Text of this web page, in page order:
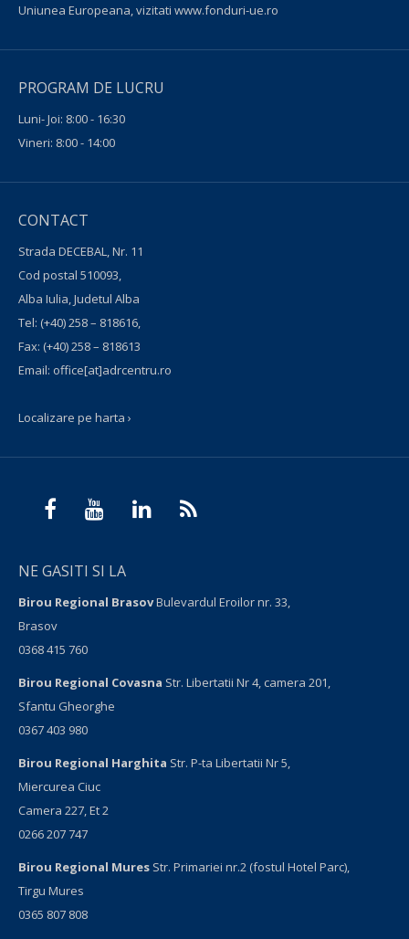
Uniunea Europeana, vizitati www.fonduri-ue.ro
PROGRAM DE LUCRU
Luni- Joi: 8:00 - 16:30
Vineri: 8:00 - 14:00
CONTACT
Strada DECEBAL, Nr. 11
Cod postal 510093,
Alba Iulia, Judetul Alba
Tel: (+40) 258 – 818616,
Fax: (+40) 258 – 818613
Email: office[at]adrcentru.ro
Localizare pe harta ›
NE GASITI SI LA
Birou Regional BrasovBulevardul Eroilor nr. 33,
Brasov
0368 415 760
Birou Regional Covasna Str. Libertatii Nr 4, camera 201,
Sfantu Gheorghe
0367 403 980
Birou Regional Harghita Str. P-ta Libertatii Nr 5,
Miercurea Ciuc
Camera 227, Et 2
0266 207 747
Birou Regional Mures Str. Primariei nr.2 (fostul Hotel Parc),
Tirgu Mures
0365 807 808